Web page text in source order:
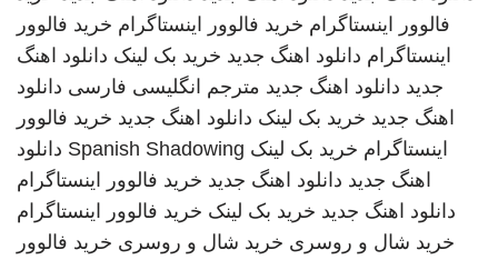
فالوور اینستاگرام خرید فالوور اینستاگرام خرید فالوور
اینستاگرام دانلود اهنگ جدید خرید بک لینک دانلود اهنگ
جدید دانلود اهنگ جدید مترجم انگلیسی فارسی دانلود
اهنگ جدید خرید بک لینک دانلود اهنگ جدید خرید فالوور
اینستاگرام خرید بک لینک Spanish Shadowing دانلود
اهنگ جدید دانلود اهنگ جدید خرید فالوور اینستاگرام
دانلود اهنگ جدید خرید بک لینک خرید فالوور اینستاگرام
خرید شال و روسری خرید شال و روسری خرید فالوور